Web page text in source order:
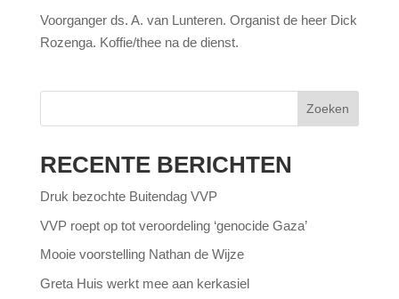
Voorganger ds. A. van Lunteren. Organist de heer Dick
Rozenga. Koffie/thee na de dienst.
Zoeken
RECENTE BERICHTEN
Druk bezochte Buitendag VVP
VVP roept op tot veroordeling ‘genocide Gaza’
Mooie voorstelling Nathan de Wijze
Greta Huis werkt mee aan kerkasiel